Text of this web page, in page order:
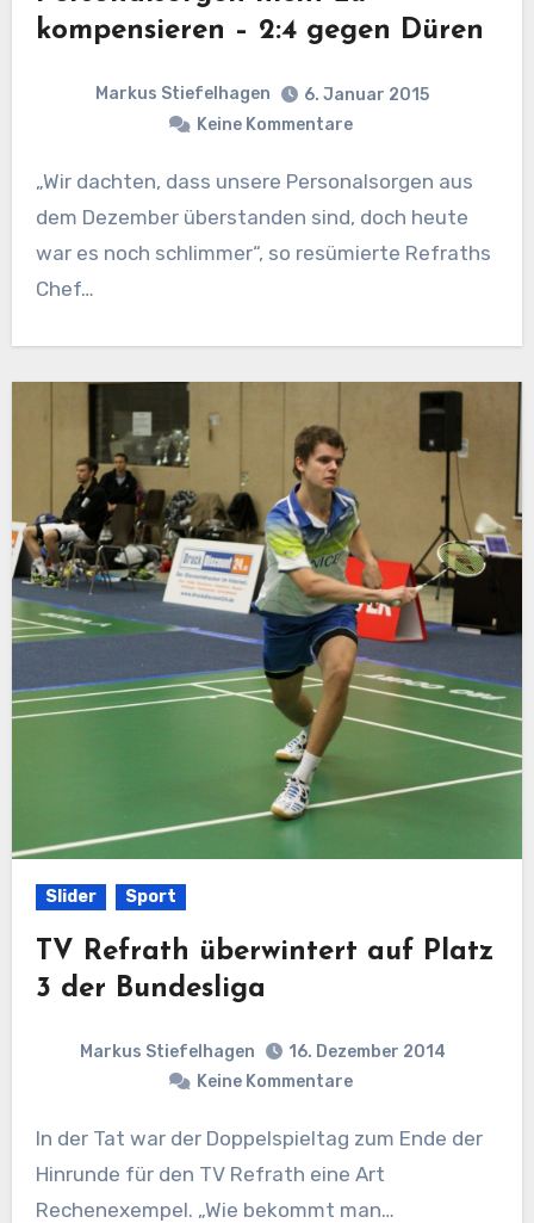
kompensieren – 2:4 gegen Düren
Markus Stiefelhagen
6. Januar 2015
Keine Kommentare
„Wir dachten, dass unsere Personalsorgen aus
dem Dezember überstanden sind, doch heute
war es noch schlimmer“, so resümierte Refraths
Chef…
Slider Sport
TV Refrath überwintert auf Platz
3 der Bundesliga
Markus Stiefelhagen
16. Dezember 2014
Keine Kommentare
In der Tat war der Doppelspieltag zum Ende der
Hinrunde für den TV Refrath eine Art
Rechenexempel. „Wie bekommt man…